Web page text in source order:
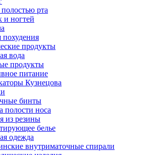
полостью рта
и ногтей
похудения
продукты
вода
продукты
питание
Кузнецова
бинты
полости носа
из резины
белье
одежда
внутриматочные спирали